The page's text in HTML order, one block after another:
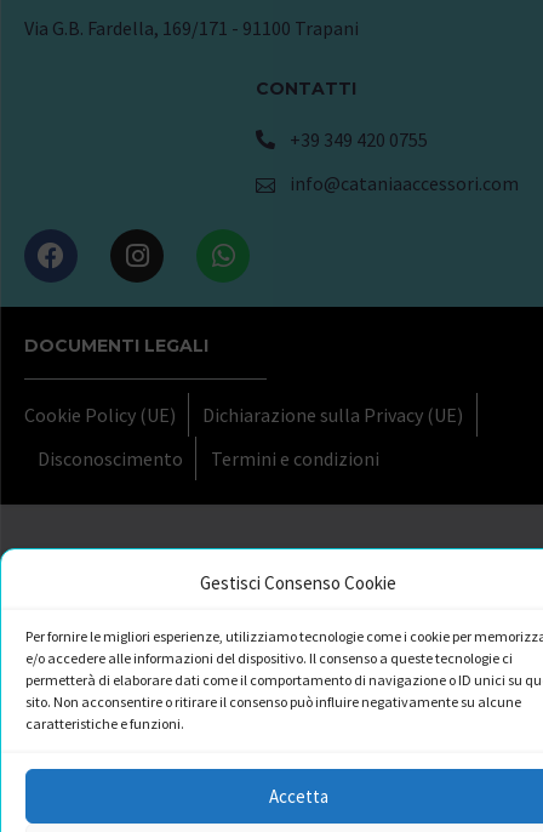
Gestisci Consenso Cookie
Per fornire le migliori esperienze, utilizziamo tecnologie come i cookie per
e/o accedere alle informazioni del dispositivo. Il consenso a queste tecnologie ci
permetterà di elaborare dati come il comportamento di navigazione o ID unici su
sito. Non acconsentire o ritirare il consenso può influire negativamente su alcune
caratteristiche e funzioni.
Accetta
Via G.B. Fardella, 169/171 - 91100 Trapani
CONTATTI
+39 349 420 0755
info@cataniaaccessori.com
DOCUMENTI LEGALI
Cookie Policy (UE)
Dichiarazione sulla Privacy (UE)
Disconoscimento
Termini e condizioni